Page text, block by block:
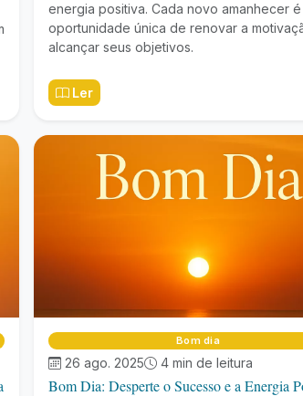
energia positiva. Cada novo amanhecer é
oportunidade única de renovar a
alcançar seus objetivos.
Ler
Bom dia
26 ago. 2025 4 min de leitura
Bom Dia: Desperte o Sucesso e a Energia